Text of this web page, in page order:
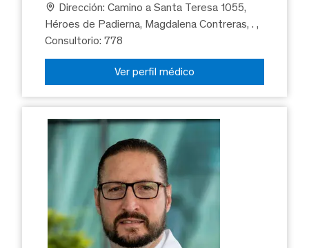
Dirección: Camino a Santa Teresa 1055,
Héroes de Padierna, Magdalena Contreras, .,
Consultorio: 778
Ver perfil médico